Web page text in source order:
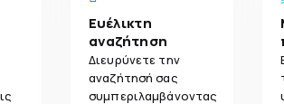
Ευέλικτη
αναζήτηση
Διευρύνετε την
αναζήτησή σας
συμπεριλαμβάνοντας